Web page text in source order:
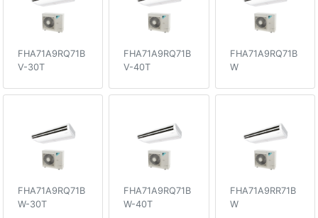
FHA71A9RQ71B
V-30T
FHA71A9RQ71B
V-40T
FHA71A9RQ71B
W
FHA71A9RQ71B
W-30T
FHA71A9RQ71B
W-40T
FHA71A9RR71B
W